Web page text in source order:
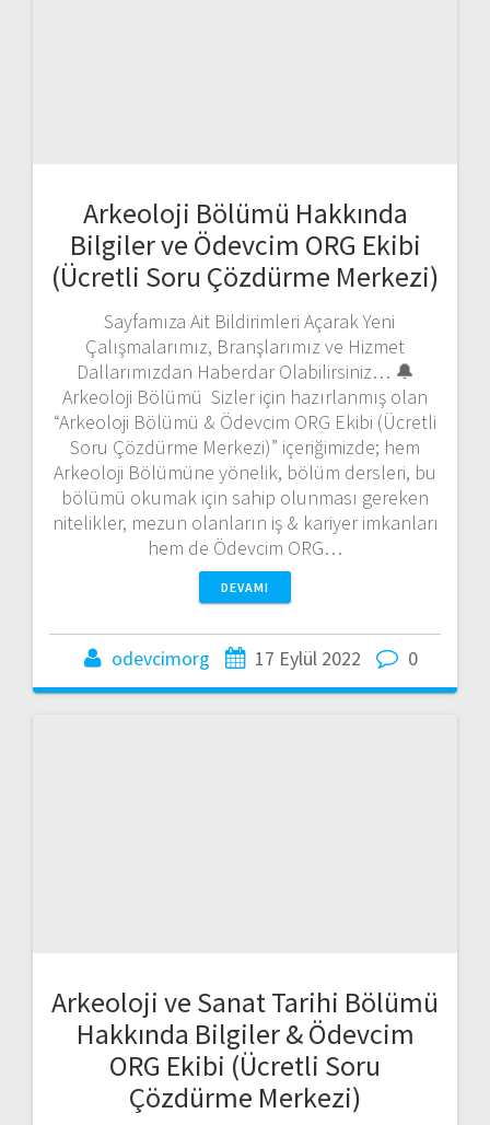
Arkeoloji Bölümü Hakkında
Bilgiler ve Ödevcim ORG Ekibi
(Ücretli Soru Çözdürme Merkezi)
Sayfamıza Ait Bildirimleri Açarak Yeni
Çalışmalarımız, Branşlarımız ve Hizmet
Dallarımızdan Haberdar Olabilirsiniz… 🔔
Arkeoloji Bölümü Sizler için hazırlanmış olan
“Arkeoloji Bölümü & Ödevcim ORG Ekibi (Ücretli
Soru Çözdürme Merkezi)” içeriğimizde; hem
Arkeoloji Bölümüne yönelik, bölüm dersleri, bu
bölümü okumak için sahip olunması gereken
nitelikler, mezun olanların iş & kariyer imkanları
hem de Ödevcim ORG…
DEVAMI
odevcimorg 17 Eylül 2022 0
Arkeoloji ve Sanat Tarihi Bölümü
Hakkında Bilgiler & Ödevcim
ORG Ekibi (Ücretli Soru
Çözdürme Merkezi)